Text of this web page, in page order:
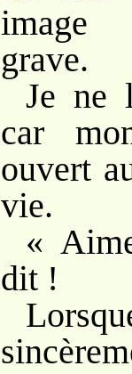
image
grave.
Je ne
car
ouvert
vie.
«
dit !